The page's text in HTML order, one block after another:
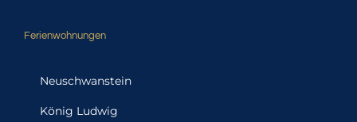
Ferienwohnungen
Neuschwanstein
König Ludwig